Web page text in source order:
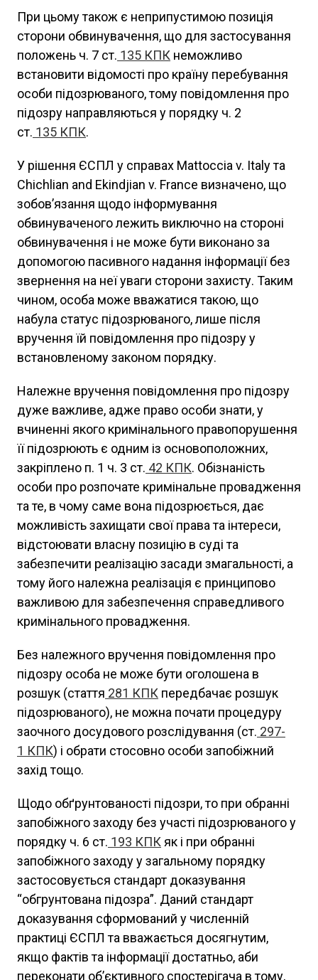
При цьому також є неприпустимою позиція
сторони обвинувачення, що для застосування
положень ч. 7 ст. 135 КПК неможливо
встановити відомості про країну перебування
особи підозрюваного, тому повідомлення про
підозру направляються у порядку ч. 2
ст. 135 КПК.
У рішення ЄСПЛ у справах Mattoccia v. Italy та
Chichlian and Ekindjian v. France визначено, що
зобов’язання щодо інформування
обвинуваченого лежить виключно на стороні
обвинувачення і не може бути виконано за
допомогою пасивного надання інформації без
звернення на неї уваги сторони захисту. Таким
чином, особа може вважатися такою, що
набула статус підозрюваного, лише після
вручення їй повідомлення про підозру у
встановленому законом порядку.
Належне вручення повідомлення про підозру
дуже важливе, адже право особи знати, у
вчиненні якого кримінального правопорушення
її підозрюють є одним із основоположних,
закріплено п. 1 ч. 3 ст. 42 КПК. Обізнаність
особи про розпочате кримінальне провадження
та те, в чому саме вона підозрюється, дає
можливість захищати свої права та інтереси,
відстоювати власну позицію в суді та
забезпечити реалізацію засади змагальності, а
тому його належна реалізація є принципово
важливою для забезпечення справедливого
кримінального провадження.
Без належного вручення повідомлення про
підозру особа не може бути оголошена в
розшук (стаття 281 КПК передбачає розшук
підозрюваного), не можна почати процедуру
заочного досудового розслідування (ст. 297-
1 КПК) і обрати стосовно особи запобіжний
захід тощо.
Щодо обґрунтованості підозри, то при обранні
запобіжного заходу без участі підозрюваного у
порядку ч. 6 ст. 193 КПК як і при обранні
запобіжного заходу у загальному порядку
застосовується стандарт доказування
“обгрунтована підозра”. Даний стандарт
доказування сформований у численній
практиці ЄСПЛ та вважається досягнутим,
якщо фактів та інформації достатньо, аби
переконати об’єктивного спостерігача в тому,